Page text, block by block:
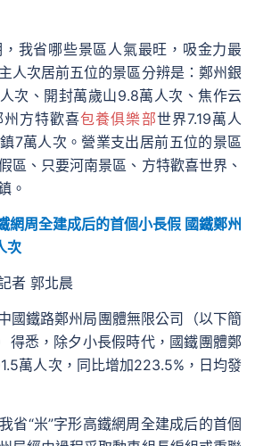
省哪些景區人氣最旺，吸金力最
人次居前五位的景區分辨是：鄭州銀
次、開封萬歲山9.8萬人次、焦作云
州方特歡喜包養俱樂部世界7.19萬人
7萬人次。營業支出居前五位的景區
區、只要河南景區、方特歡喜世界、
。
周全建成后的首個小長假 國鐵鄭州
次
者 郭北晨
鐵路鄭州局團體無限公司（以下簡
得悉，除夕小長假時代，國鐵團體鄭
萬人次，同比增加223.5%，日均發
“米”字形高鐵網周全建成后的首個